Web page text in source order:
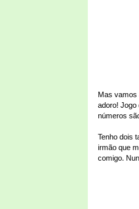
Mas vamos
adoro! Jogo
números
Tenho dois
irmão que
comigo.